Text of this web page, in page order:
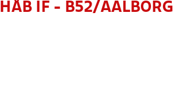
IF - B52/AALBORG